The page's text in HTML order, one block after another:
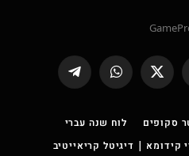
X
(טוויטר)
WhatsApp
Telegram
סקופים
לוח שנה עברי
קידומא | דיגיטל קריאייטיב